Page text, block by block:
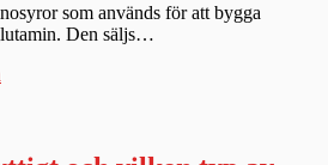
som används för att bygga
Den säljs…